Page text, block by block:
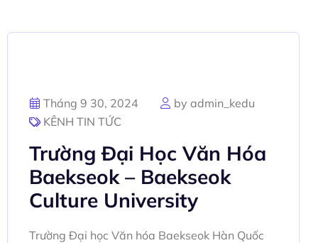
Tháng 9 30, 2024
by admin_kedu
KÊNH TIN TỨC
Trường Đại Học Văn Hóa
Baekseok – Baekseok
Culture University
Trường Đại học Văn hóa Baekseok Hàn Quốc